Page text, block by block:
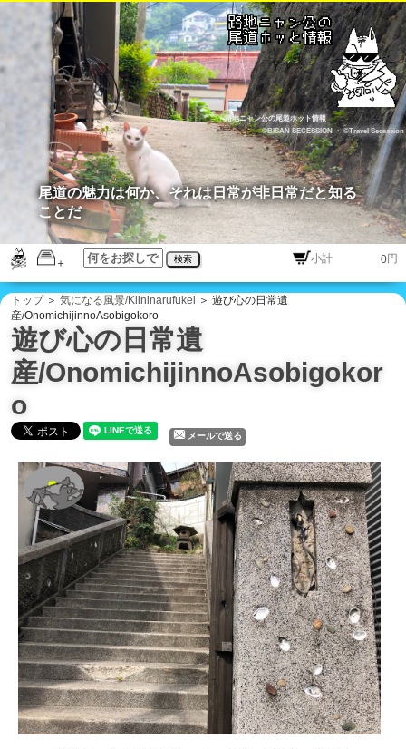
路地ニャン公の尾道ホット情報
©BISAN SECESSION
・©Travel Secession
検索 円
尾道の魅力は何か、それは日常が非日常だと知る
ことだ
トップ＞ 気になる風景/Kiininarufukei ＞ 遊び心の日常遺
産/OnomichijinnoAsobigokoro
遊び心の日常遺
産/OnomichijinnoAsobigokor
o
メールで送る